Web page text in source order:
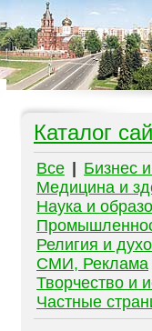
Каталог
Все
Бизнес
Медицина и
Наука и
Религия и
СМИ, Реклама
Творчество и
Частные